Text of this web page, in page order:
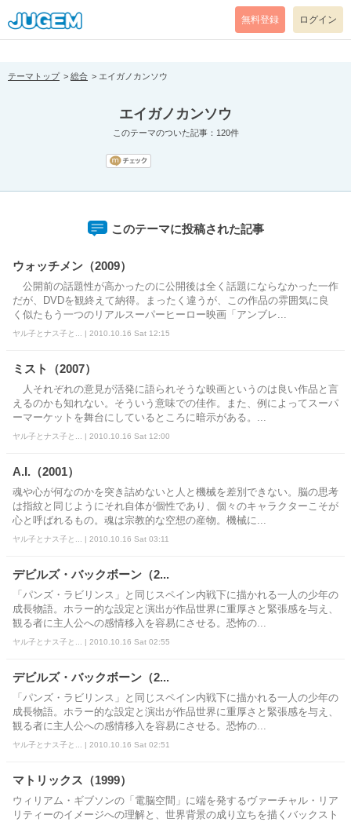
[pear_error: message="Success" code=0 mode=return level=notice
prefix="" info=""]
無料登録 ログイン
テーマトップ 総合 エイガノカンソウ
エイガノカンソウ
このテーマのついた記事：120件
このテーマに投稿された記事
ウォッチメン（2009）
公開前の話題性が高かったのに公開後は全く話題にならなかった一作
だが、DVDを観終えて納得。まったく違うが、この作品の雰囲気に良
く似たもう一つのリアルスーパーヒーロー映画「アンブレ...
ヤル子とナス子と... | 2010.10.16 Sat 12:15
ミスト（2007）
人それぞれの意見が活発に語られそうな映画というのは良い作品と言
えるのかも知れない。そういう意味での佳作。また、例によってスーパ
ーマーケットを舞台にしているところに暗示がある。...
ヤル子とナス子と... | 2010.10.16 Sat 12:00
A.I.（2001）
魂や心が何なのかを突き詰めないと人と機械を差別できない。脳の思考
は指紋と同じようにそれ自体が個性であり、個々のキャラクターこそが
心と呼ばれるもの。魂は宗教的な空想の産物。機械に...
ヤル子とナス子と... | 2010.10.16 Sat 03:11
デビルズ・バックボーン（2...
「パンズ・ラビリンス」と同じスペイン内戦下に描かれる一人の少年の
成長物語。ホラー的な設定と演出が作品世界に重厚さと緊張感を与え、
観る者に主人公への感情移入を容易にさせる。恐怖の...
ヤル子とナス子と... | 2010.10.16 Sat 02:55
デビルズ・バックボーン（2...
「パンズ・ラビリンス」と同じスペイン内戦下に描かれる一人の少年の
成長物語。ホラー的な設定と演出が作品世界に重厚さと緊張感を与え、
観る者に主人公への感情移入を容易にさせる。恐怖の...
ヤル子とナス子と... | 2010.10.16 Sat 02:51
マトリックス（1999）
ウィリアム・ギブソンの「電脳空間」に端を発するヴァーチャル・リア
リティーのイメージへの理解と、世界背景の成り立ちを描くバックスト